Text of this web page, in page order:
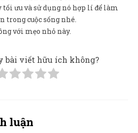
ưu và sử dụng nó hợp lí để làm
trong cuộc sống nhé.
với mẹo nhỏ này.
bài viết hữu ích không?
luận